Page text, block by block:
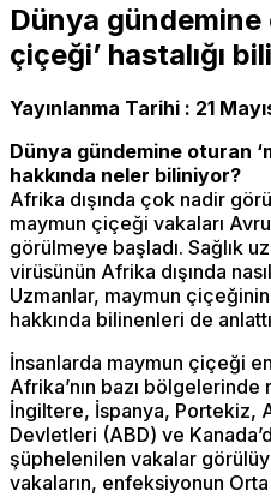
Dünya gündemine
çiçeği’ hastalığı
Yayınlanma Tarihi : 21
Dünya gündemine oturan
hakkında neler biliniyor?
Afrika dışında çok nadir
maymun çiçeği vakaları
görülmeye başladı. Sağlık
virüsünün Afrika dışında nasıl
Uzmanlar, maymun
hakkında bilinenleri de
İnsanlarda maymun çiçeği
Afrika’nın bazı bölgelerinde
İngiltere, İspanya, Portekiz,
Devletleri (ABD) ve
şüphelenilen vakalar
vakaların, enfeksiyonun